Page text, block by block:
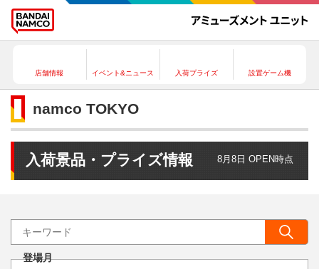
店舗情報 イベント&ニュース 入荷プライズ 設置ゲーム機
namco TOKYO
入荷景品・プライズ情報 8月8日 OPEN時点
登場月